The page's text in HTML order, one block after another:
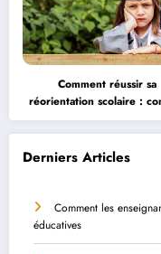
Comment réussir sa
réorientation scolaire :
et astuces
Derniers Articles
Comment les
éducatives